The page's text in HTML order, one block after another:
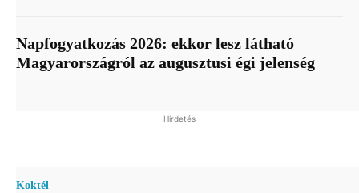
Napfogyatkozás 2026: ekkor lesz látható
Magyarországról az augusztusi égi jelenség
Hirdetés
Koktél